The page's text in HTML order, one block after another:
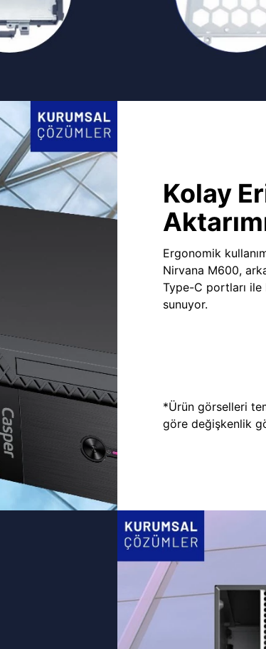
Kolay
Ergonomik
Nirvana M600,
Type-C portları ile
sunuyor.
*Ürün görselleri
göre değişkenlik